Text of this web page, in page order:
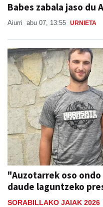
Babes zabala jaso du
Aiurri abu 07, 13:55 URNIETA
"Auzotarrek oso
daude laguntzeko
SORABILLAKO JAIAK 2026